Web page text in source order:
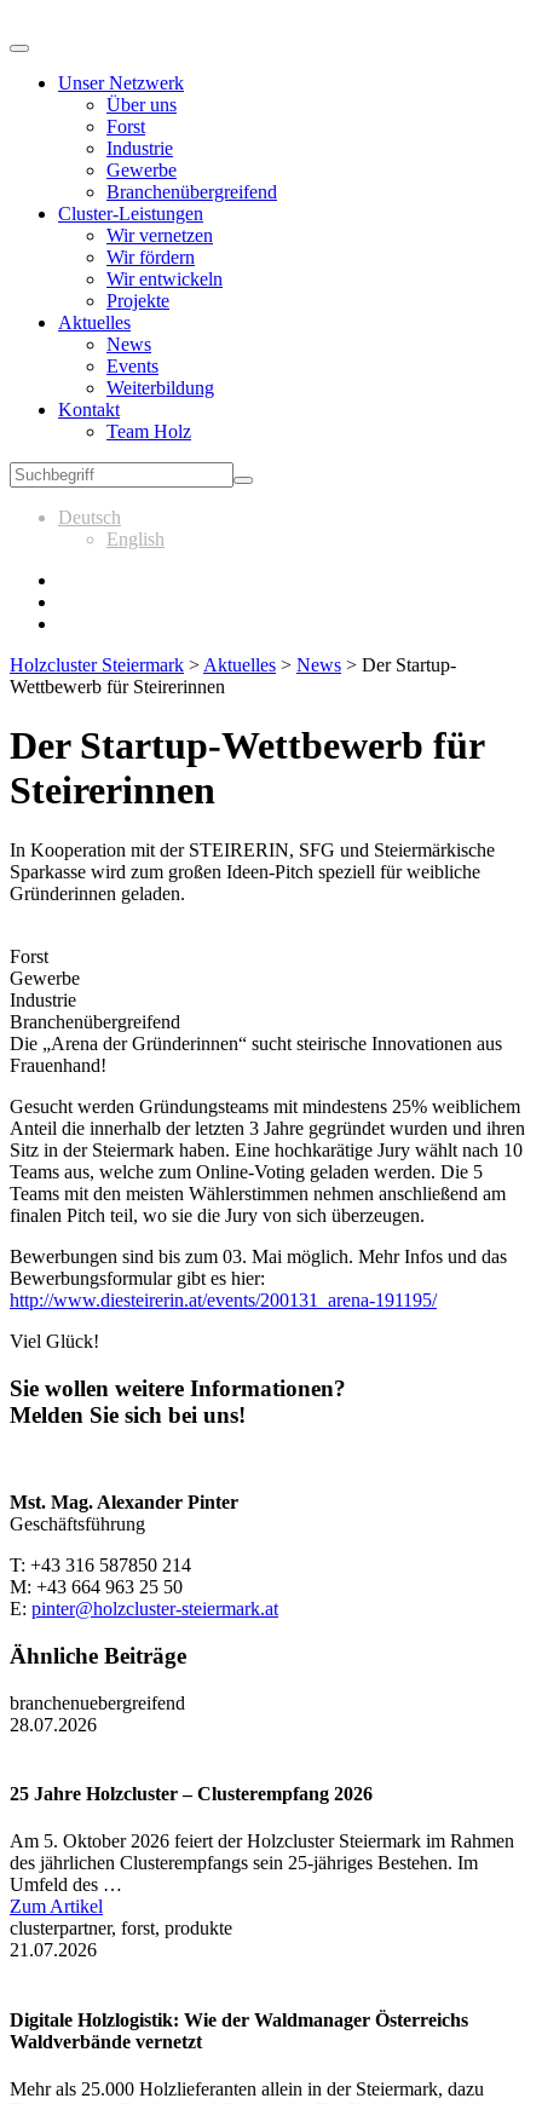
Unser Netzwerk
Über uns
Forst
Industrie
Gewerbe
Branchenübergreifend
Cluster-Leistungen
Wir vernetzen
Wir fördern
Wir entwickeln
Projekte
Aktuelles
News
Events
Weiterbildung
Kontakt
Team Holz
Deutsch
English
Holzcluster Steiermark > Aktuelles > News > Der Startup-
Wettbewerb für Steirerinnen
Der Startup-Wettbewerb für
Steirerinnen
In Kooperation mit der STEIRERIN, SFG und Steiermärkische
Sparkasse wird zum großen Ideen-Pitch speziell für weibliche
Gründerinnen geladen.
Forst
Gewerbe
Industrie
Branchenübergreifend
Die „Arena der Gründerinnen“ sucht steirische Innovationen aus
Frauenhand!
Gesucht werden Gründungsteams mit mindestens 25% weiblichem
Anteil die innerhalb der letzten 3 Jahre gegründet wurden und ihren
Sitz in der Steiermark haben. Eine hochkarätige Jury wählt nach 10
Teams aus, welche zum Online-Voting geladen werden. Die 5
Teams mit den meisten Wählerstimmen nehmen anschließend am
finalen Pitch teil, wo sie die Jury von sich überzeugen.
Bewerbungen sind bis zum 03. Mai möglich. Mehr Infos und das
Bewerbungsformular gibt es hier:
http://www.diesteirerin.at/events/200131_arena-191195/
Viel Glück!
Sie wollen weitere Informationen?
Melden Sie sich bei uns!
Mst. Mag. Alexander Pinter
Geschäftsführung
T: +43 316 587850 214
M: +43 664 963 25 50
E: pinter@holzcluster-steiermark.at
Ähnliche Beiträge
branchenuebergreifend
28.07.2026
25 Jahre Holzcluster – Clusterempfang 2026
Am 5. Oktober 2026 feiert der Holzcluster Steiermark im Rahmen
des jährlichen Clusterempfangs sein 25-jähriges Bestehen. Im
Umfeld des …
Zum Artikel
clusterpartner, forst, produkte
21.07.2026
Digitale Holzlogistik: Wie der Waldmanager Österreichs
Waldverbände vernetzt
Mehr als 25.000 Holzlieferanten allein in der Steiermark, dazu